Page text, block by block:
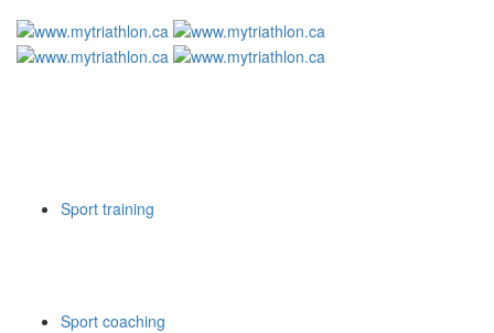
Sport training
Sport coaching